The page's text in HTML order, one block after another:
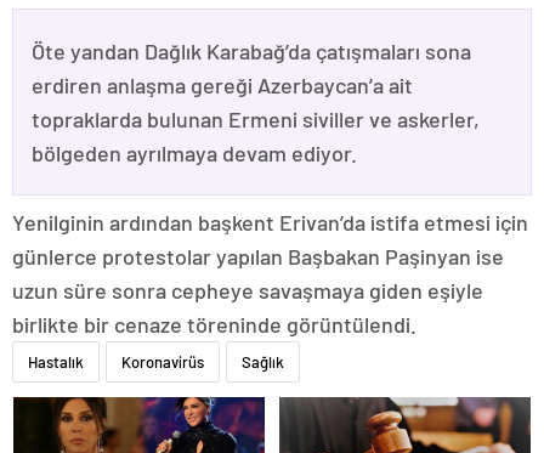
Öte yandan Dağlık Karabağ’da çatışmaları sona
erdiren anlaşma gereği Azerbaycan’a ait
topraklarda bulunan Ermeni siviller ve askerler,
bölgeden ayrılmaya devam ediyor.
Yenilginin ardından başkent Erivan’da istifa etmesi için
günlerce protestolar yapılan Başbakan Paşinyan ise
uzun süre sonra cepheye savaşmaya giden eşiyle
birlikte bir cenaze töreninde görüntülendi.
Hastalık Koronavirüs Sağlık